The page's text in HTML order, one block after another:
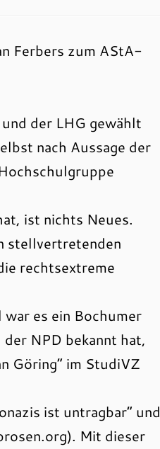
Ferbers zum AStA-
der LHG gewählt
nach Aussage der
ist nichts Neues.
stellvertretenden
rechtsextreme
es ein Bochumer
NPD bekannt hat,
Göring“ im StudiVZ
ist untragbar“ und
Mit dieser